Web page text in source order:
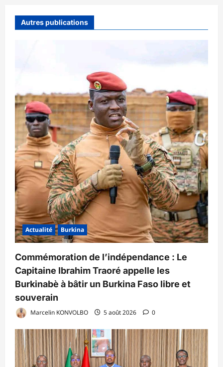
Autres publications
Actualité Burkina
Commémoration de l’indépendance : Le
Capitaine Ibrahim Traoré appelle les
Burkinabè à bâtir un Burkina Faso libre et
souverain
Marcelin KONVOLBO 5 août 2026 0